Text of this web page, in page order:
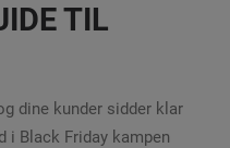
TIL
dine kunder sidder klar
i Black Friday kampen